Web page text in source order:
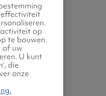
effectiviteit
op
te bouwen.
of uw
U kunt
die
onze